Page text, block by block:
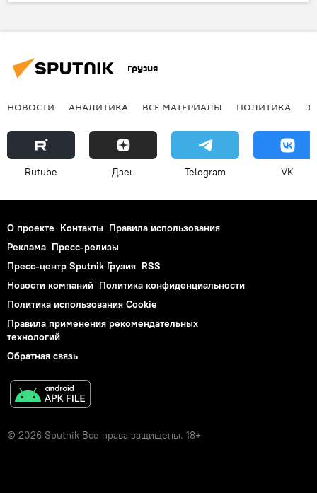
НОВОСТИ
Грузия
НОВОСТИ АНАЛИТИКА ВСЕ МАТЕРИАЛЫ ПОЛИТИКА
Rutube Дзен Telegram VK
О проекте Контакты Правила использования
Реклама Пресс-релизы
Пресс-центр Sputnik Грузия RSS
Новости компаний Политика конфиденциальности
Политика использования Cookie
Правила применения рекомендательных
технологий
Обратная связь
© 2026 Sputnik Все права защищены. 18+